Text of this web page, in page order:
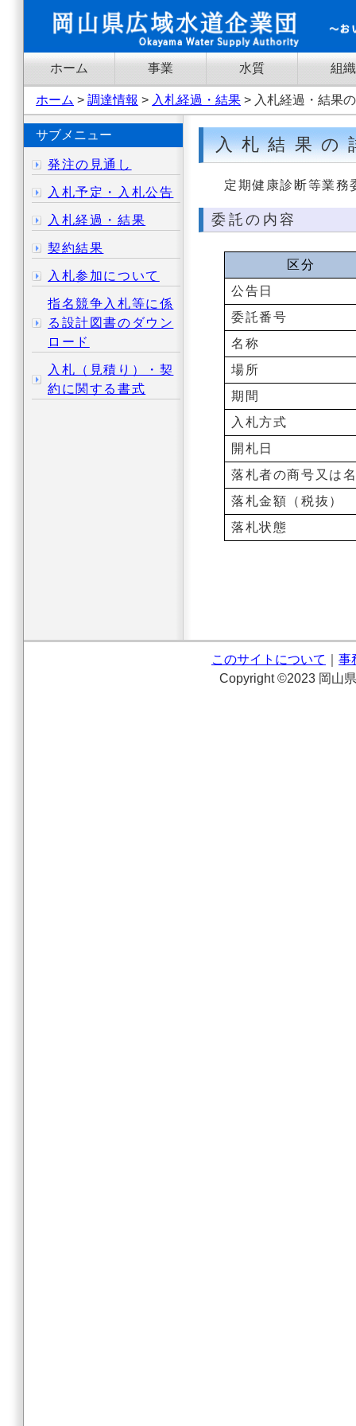
ホーム 事業 水質 組織
ホーム > 調達情報 > 入札経過・結果 > 入札経過・結果
入札結果の
定期健康診断等業務
委託の内容
区分
公告日
委託番号
名称
場所
期間
入札方式
開札日
落札者の商号又は
落札金額（税抜）
落札状態
サブメニュー
発注の見通し
入札予定・入札公告
入札経過・結果
契約結果
入札参加について
指名競争入札等に係
る設計図書のダウン
ロード
入札（見積り）・契
約に関する書式
このサイトについて
事
Copyright ©2023 岡山